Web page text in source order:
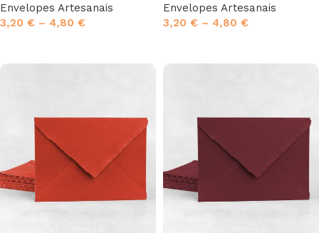
Envelopes Artesanais
3,20 € – 4,80 €
Envelopes Artesanais
3,20 € – 4,80 €